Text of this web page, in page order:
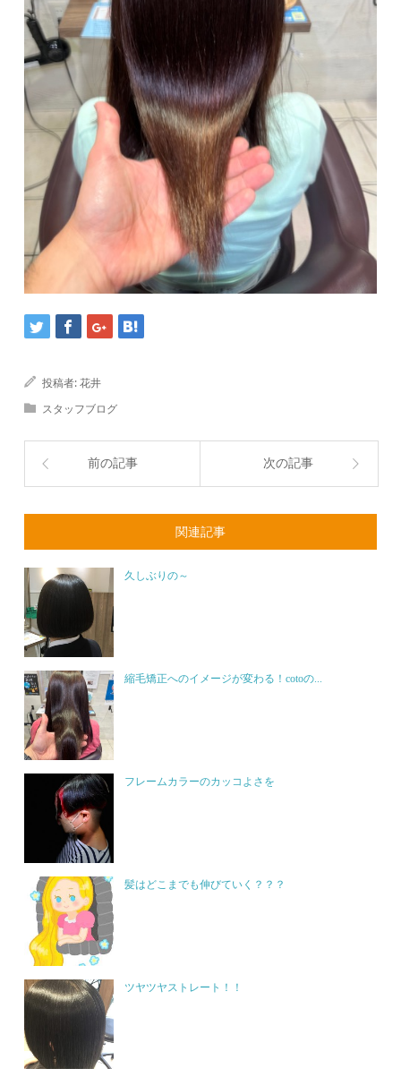
投稿者:花井
スタッフブログ
前の記事 次の記事
関連記事
久しぶりの～
縮毛矯正へのイメージが変わる！cotoの...
フレームカラーのカッコよさを
髪はどこまでも伸びていく？？？
ツヤツヤストレート！！